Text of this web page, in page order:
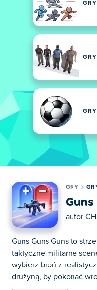
GRY
Guns
autor
Guns Guns Guns to
taktyczne militarne
wybierz broń z
drużyną, by pokonać